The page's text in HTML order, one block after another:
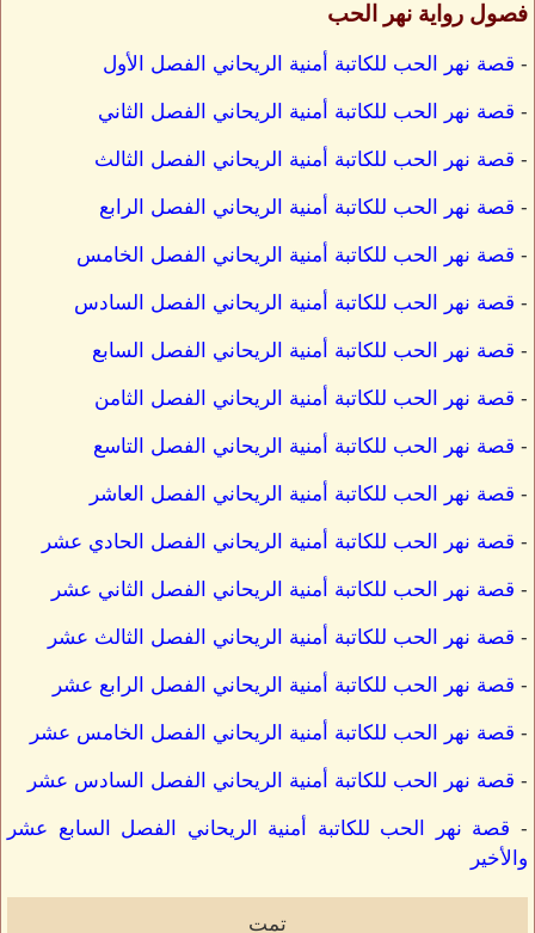
فصول رواية نهر الحب
- قصة نهر الحب للكاتبة أمنية الريحاني الفصل الأول
- قصة نهر الحب للكاتبة أمنية الريحاني الفصل الثاني
- قصة نهر الحب للكاتبة أمنية الريحاني الفصل الثالث
- قصة نهر الحب للكاتبة أمنية الريحاني الفصل الرابع
- قصة نهر الحب للكاتبة أمنية الريحاني الفصل الخامس
- قصة نهر الحب للكاتبة أمنية الريحاني الفصل السادس
- قصة نهر الحب للكاتبة أمنية الريحاني الفصل السابع
- قصة نهر الحب للكاتبة أمنية الريحاني الفصل الثامن
- قصة نهر الحب للكاتبة أمنية الريحاني الفصل التاسع
- قصة نهر الحب للكاتبة أمنية الريحاني الفصل العاشر
- قصة نهر الحب للكاتبة أمنية الريحاني الفصل الحادي عشر
- قصة نهر الحب للكاتبة أمنية الريحاني الفصل الثاني عشر
- قصة نهر الحب للكاتبة أمنية الريحاني الفصل الثالث عشر
- قصة نهر الحب للكاتبة أمنية الريحاني الفصل الرابع عشر
- قصة نهر الحب للكاتبة أمنية الريحاني الفصل الخامس عشر
- قصة نهر الحب للكاتبة أمنية الريحاني الفصل السادس عشر
- قصة نهر الحب للكاتبة أمنية الريحاني الفصل السابع عشر
والأخير
تمت